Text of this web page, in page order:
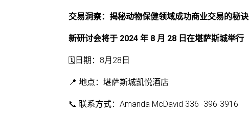
交易洞察：揭秘动物保健领域成功商业交易的秘诀
新研讨会将于 2024 年 8 月 28 日在堪萨斯城举行
🗓️日期：8月28日
📍 地点：堪萨斯城凯悦酒店
📞 联系方式：Amanda McDavid 336 -396-3916